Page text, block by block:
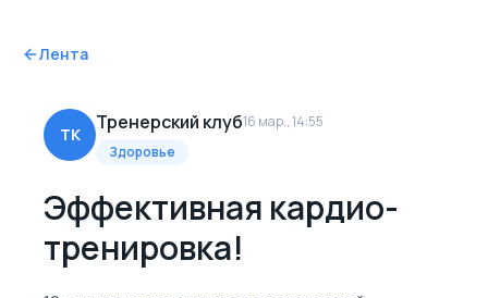
Лента
ТК
Тренерский клуб16 мар., 14:55
Здоровье
Эффективная кардио-
тренировка!